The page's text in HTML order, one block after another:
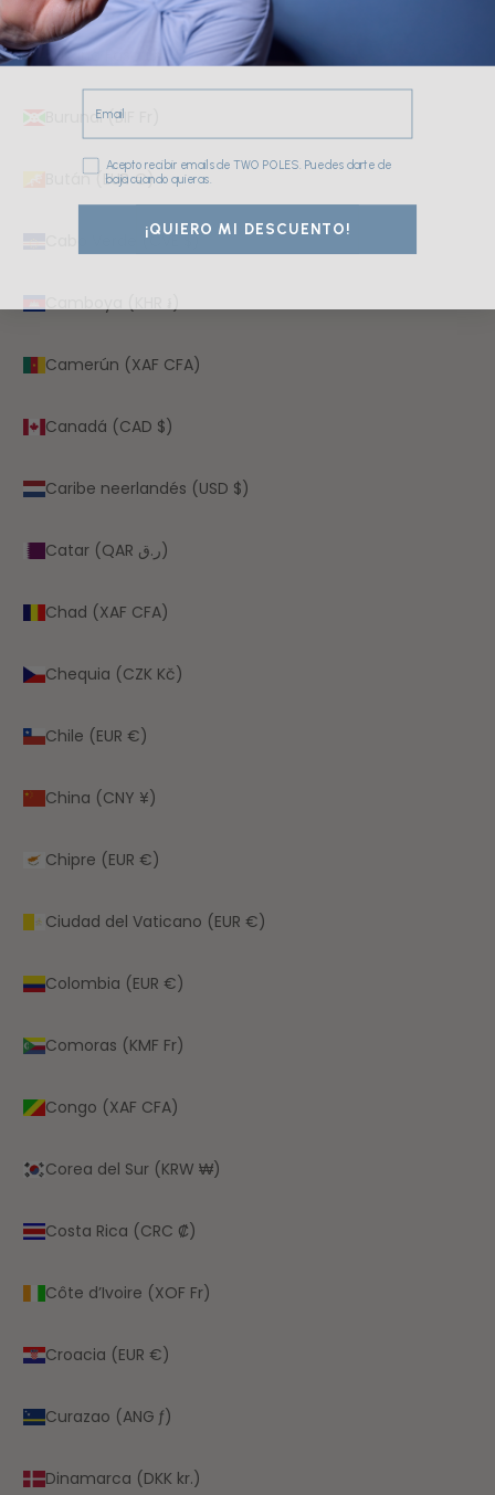
Burkina Faso (XOF Fr)
Burundi (BIF Fr)
Bután (EUR €)
Cabo Verde (CVE $)
Camerún (XAF CFA)
Canadá (CAD $)
Caribe neerlandés (USD $)
Catar (QAR ر.ق)
Chad (XAF CFA)
Chequia (CZK Kč)
Chile (EUR €)
China (CNY ¥)
Chipre (EUR €)
Ciudad del Vaticano (EUR €)
Colombia (EUR €)
Comoras (KMF Fr)
Congo (XAF CFA)
Corea del Sur (KRW ₩)
Costa Rica (CRC ₡)
Côte d’Ivoire (XOF Fr)
Croacia (EUR €)
Curazao (ANG ƒ)
Dinamarca (DKK kr.)
Email
Consentimiento
Acepto recibir emails de TWO POLES. Puedes darte de
baja cuando quieras.
¡QUIERO MI DESCUENTO!